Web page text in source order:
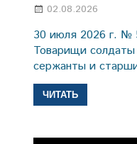
02.08.2026
30 июля 2026 г. №
Товарищи
сержанты и
ЧИТАТЬ